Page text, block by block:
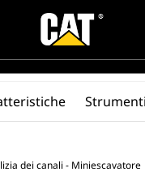
dei canali - Miniescavatore
Strumenti